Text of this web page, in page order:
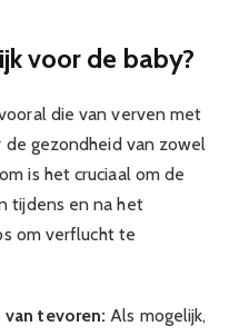
voor de baby?
die van verven met
de gezondheid van zowel
is het cruciaal om de
tijdens en na het
om verflucht te
tevoren: Als mogelijk,